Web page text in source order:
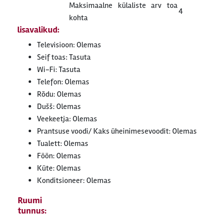
Maksimaalne külaliste arv toa
kohta
4
lisavalikud:
Televisioon: Olemas
Seif toas: Tasuta
Wi-Fi: Tasuta
Telefon: Olemas
Rõdu: Olemas
Dušš: Olemas
Veekeetja: Olemas
Prantsuse voodi/ Kaks üheinimesevoodit: Olemas
Tualett: Olemas
Föön: Olemas
Küte: Olemas
Konditsioneer: Olemas
Ruumi
tunnus: